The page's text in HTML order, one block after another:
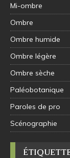
Mi-ombre
Ombre
Ombre humide
Ombre légère
Ombre sèche
Paléobotanique
Paroles de pro
Scénographie